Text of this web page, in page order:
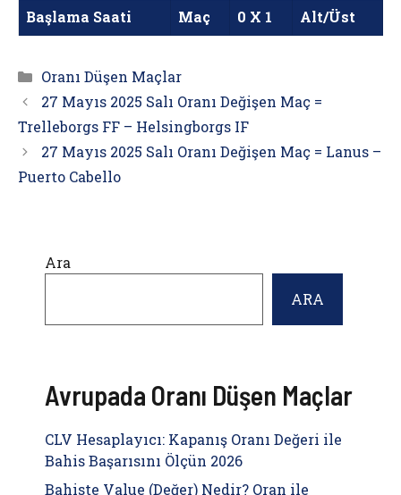
Başlama Saati Maç 0 X 1 Alt/Üst
Kategoriler
Oranı Düşen Maçlar
27 Mayıs 2025 Salı Oranı Değişen Maç =
Trelleborgs FF – Helsingborgs IF
27 Mayıs 2025 Salı Oranı Değişen Maç = Lanus –
Puerto Cabello
Ara
ARA
Avrupada Oranı Düşen Maçlar
CLV Hesaplayıcı: Kapanış Oranı Değeri ile
Bahis Başarısını Ölçün 2026
Bahiste Value (Değer) Nedir? Oran ile